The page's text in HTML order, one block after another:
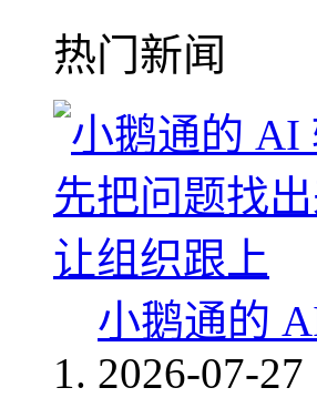
热门新闻
小鹅通的
2026-07-27